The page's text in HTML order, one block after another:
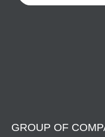
GROUP OF